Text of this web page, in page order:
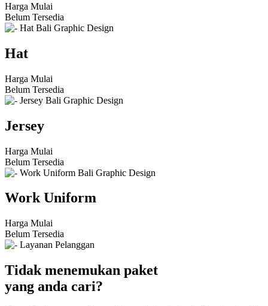
Harga Mulai
Belum Tersedia
Hat
Harga Mulai
Belum Tersedia
Jersey
Harga Mulai
Belum Tersedia
Work Uniform
Harga Mulai
Belum Tersedia
Tidak menemukan paket
yang anda cari?